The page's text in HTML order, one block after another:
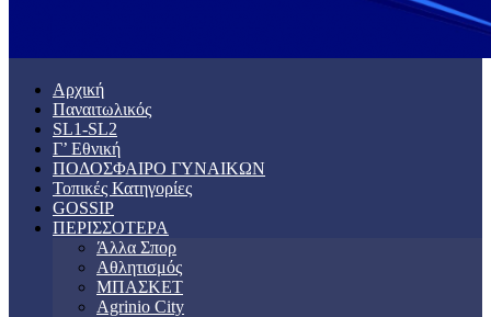
Αρχική
Παναιτωλικός
SL1-SL2
Γ’ Εθνική
ΠΟΔΟΣΦΑΙΡΟ ΓΥΝΑΙΚΩΝ
Τοπικές Κατηγορίες
GOSSIP
ΠΕΡΙΣΣΟΤΕΡΑ
Άλλα Σπορ
Αθλητισμός
ΜΠΑΣΚΕΤ
Agrinio City